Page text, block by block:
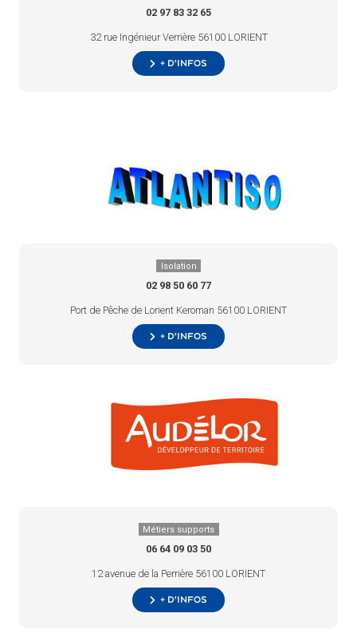
02 97 83 32 65
32 rue Ingénieur Verrière 56100 LORIENT
+ d’infos
Isolation
02 98 50 60 77
Port de Pêche de Lorient Keroman 56100 LORIENT
+ d’infos
Métiers supports
06 64 09 03 50
12 avenue de la Perrière 56100 LORIENT
+ d’infos